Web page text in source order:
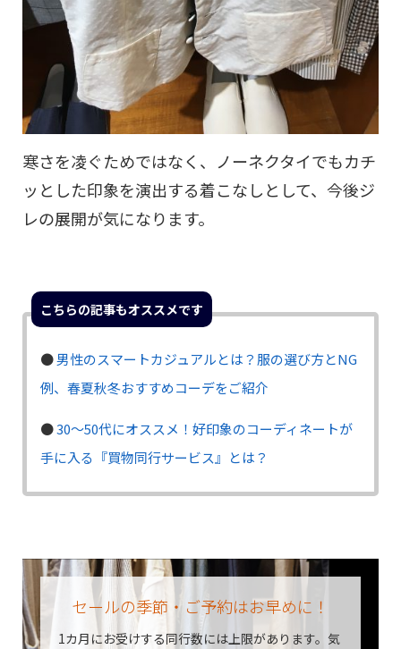
寒さを凌ぐためではなく、ノーネクタイでもカチ
ッとした印象を演出する着こなしとして、今後ジ
レの展開が気になります。
こちらの記事もオススメです
●男性のスマートカジュアルとは？服の選び方とNG
例、春夏秋冬おすすめコーデをご紹介
●30〜50代にオススメ！好印象のコーディネートが
手に入る『買物同行サービス』とは？
セールの季節・ご予約はお早めに！
1カ月にお受けする同行数には上限があります。気